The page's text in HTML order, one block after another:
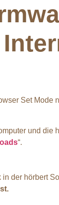
Set Mode
und
“.
der hörbert